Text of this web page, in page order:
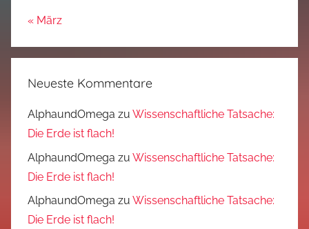
« März
Neueste Kommentare
AlphaundOmega zu Wissenschaftliche Tatsache:
Die Erde ist flach!
AlphaundOmega zu Wissenschaftliche Tatsache:
Die Erde ist flach!
AlphaundOmega zu Wissenschaftliche Tatsache:
Die Erde ist flach!